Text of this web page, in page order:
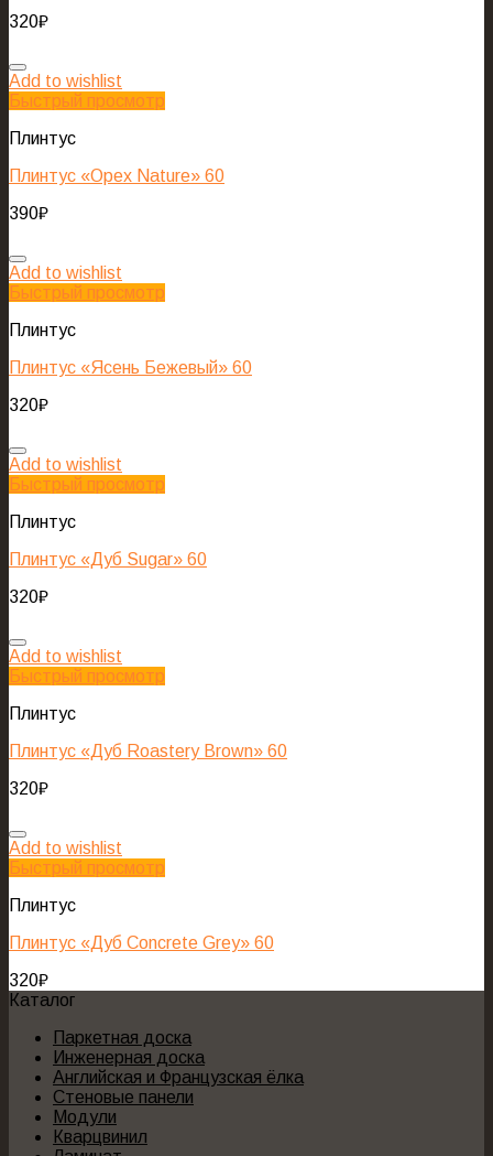
320₽
Add to wishlist
Быстрый просмотр
Плинтус
Плинтус «Орех Nature» 60
390₽
Add to wishlist
Быстрый просмотр
Плинтус
Плинтус «Ясень Бежевый» 60
320₽
Add to wishlist
Быстрый просмотр
Плинтус
Плинтус «Дуб Sugar» 60
320₽
Add to wishlist
Быстрый просмотр
Плинтус
Плинтус «Дуб Roastery Brown» 60
320₽
Add to wishlist
Быстрый просмотр
Плинтус
Плинтус «Дуб Concrete Grey» 60
320₽
Каталог
Паркетная доска
Инженерная доска
Английская и Французская ёлка
Стеновые панели
Модули
Кварцвинил